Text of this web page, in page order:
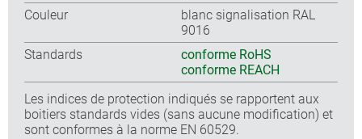
Couleur
blanc signalisation RAL
9016
Standards
conforme RoHS
conforme REACH
Les indices de protection indiqués se rapportent aux
boitiers standards vides (sans aucune modification) et
sont conformes à la norme EN 60529.